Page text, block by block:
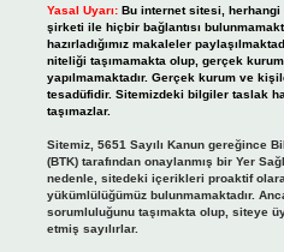
Yasal Uyarı: Bu internet sitesi,
şirketi ile hiçbir bağlantısı
hazırladığımız makaleler
niteliği taşımamakta olup, gerçek
yapılmamaktadır. Gerçek kurum ve
tesadüfidir. Sitemizdeki bilgiler taslak
taşımazlar.
Sitemiz, 5651 Sayılı Kanun gereğince
(BTK) tarafından onaylanmış bir Yer
nedenle, sitedeki içerikleri proaktif
yükümlülüğümüz bulunmamaktadır.
sorumluluğunu taşımakta olup, siteye
etmiş sayılırlar.